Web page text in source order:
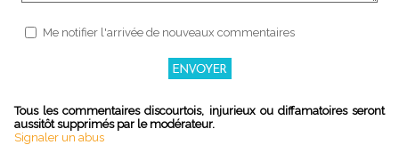
Me notifier l'arrivée de nouveaux commentaires
Tous les commentaires discourtois, injurieux ou diffamatoires seront
aussitôt supprimés par le modérateur.
Signaler un abus